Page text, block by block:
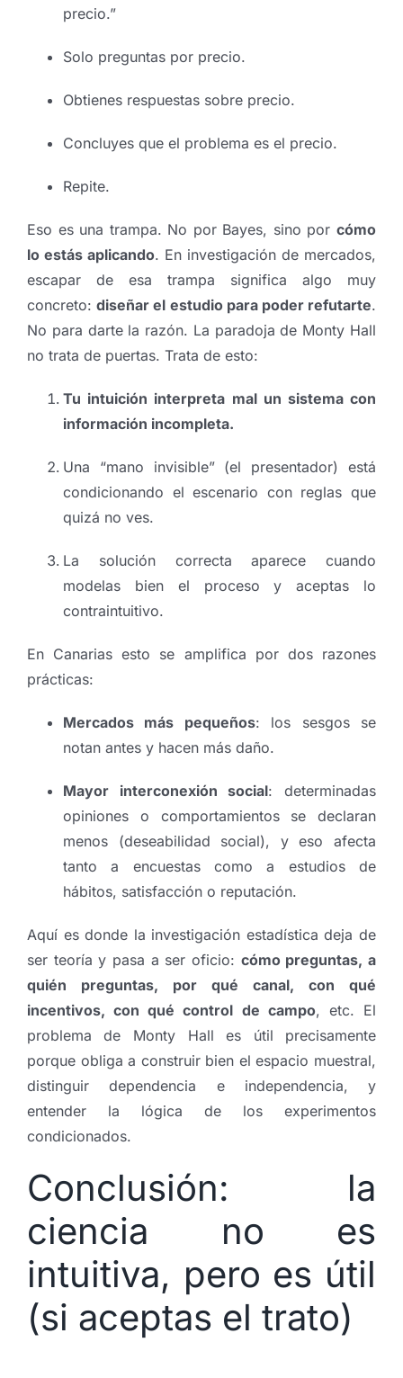
precio.”
Solo preguntas por precio.
Obtienes respuestas sobre precio.
Concluyes que el problema es el precio.
Repite.
Eso es una trampa. No por Bayes, sino porcómo
lo estás aplicando. En investigación de mercados,
escapar de esa trampa significa algo muy
concreto:diseñar el estudio para poder refutarte.
No para darte la razón. La paradoja de Monty Hall
no trata de puertas. Trata de esto:
Tu intuición interpreta mal un sistema con
información incompleta.
Una “mano invisible” (el presentador) está
condicionando el escenario con reglas que
quizá no ves.
La solución correcta aparece cuando
modelas bien el proceso y aceptas lo
contraintuitivo.
En Canarias esto se amplifica por dos razones
prácticas:
Mercados más pequeños: los sesgos se
notan antes y hacen más daño.
Mayor interconexión social: determinadas
opiniones o comportamientos se declaran
menos (deseabilidad social), y eso afecta
tanto a encuestas como a estudios de
hábitos, satisfacción o reputación.
Aquí es donde la investigación estadística deja de
ser teoría y pasa a ser oficio: cómo preguntas, a
quién preguntas, por qué canal, con qué
incentivos, con qué control de campo, etc. El
problema de Monty Hall es útil precisamente
porque obliga a construir bien el espacio muestral,
distinguir dependencia e independencia, y
entender la lógica de los experimentos
condicionados.
Conclusión: la
ciencia no es
intuitiva, pero es útil
(si aceptas el trato)